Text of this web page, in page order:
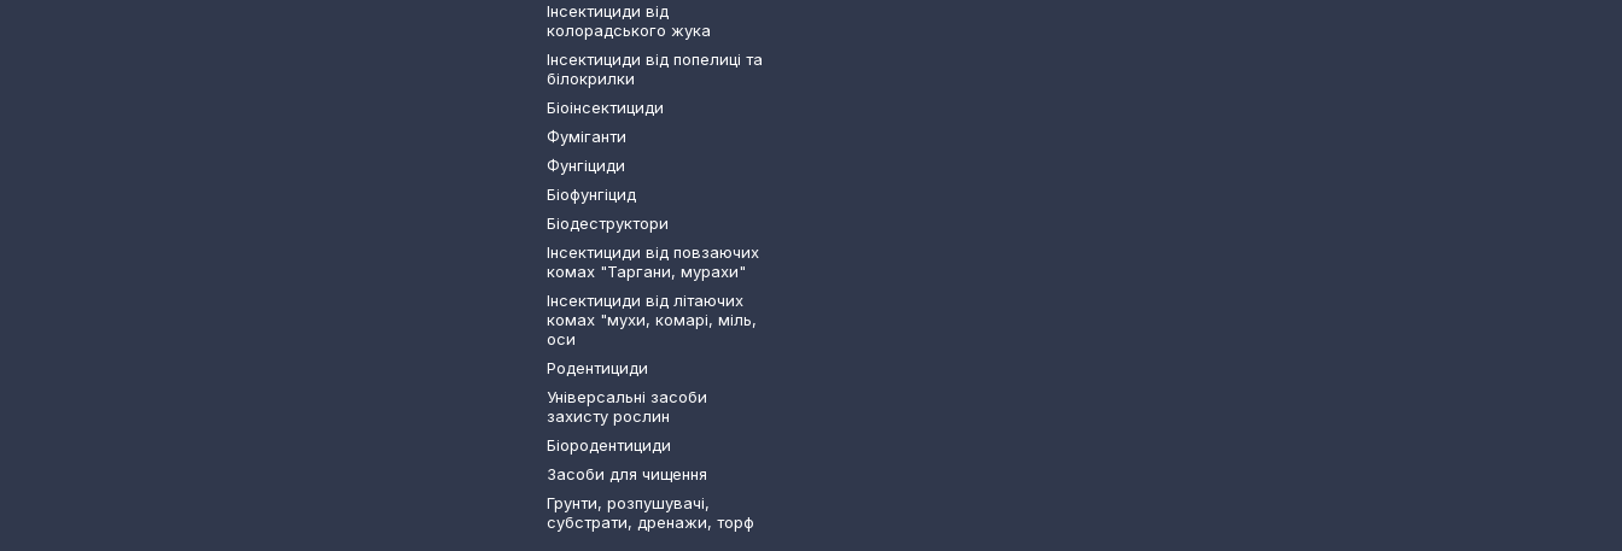
Інсектициди від
колорадського жука
Інсектициди від попелиці та
білокрилки
Біоінсектициди
Фуміганти
Фунгіциди
Біофунгіцид
Біодеструктори
Інсектициди від повзаючих
комах "Таргани, мурахи"
Інсектициди від літаючих
комах "мухи, комарі, міль,
оси
Родентициди
Універсальні засоби
захисту рослин
Біородентициди
Засоби для чищення
Грунти, розпушувачі,
субстрати, дренажи, торф